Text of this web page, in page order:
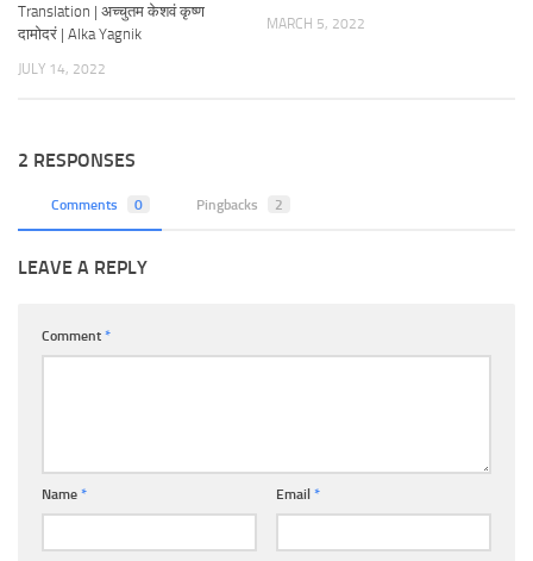
Translation | अच्चुतम केशवं कृष्ण
दामोदरं | Alka Yagnik
JULY 14, 2022
MARCH 5, 2022
2 RESPONSES
Comments 0 Pingbacks 2
LEAVE A REPLY
Comment *
Name * Email *